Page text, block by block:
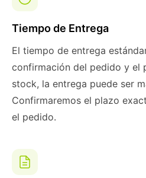
Tiempo de Entrega
El tiempo de entrega
confirmación del pedido y el
stock, la entrega puede ser
Confirmaremos el plazo
el pedido.